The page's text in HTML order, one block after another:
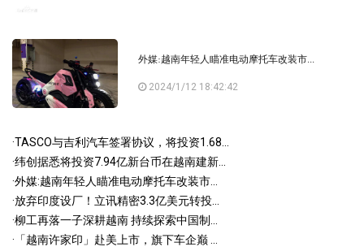
外媒:越南年轻人瞄准电动摩托车改装市...
2024/1/12 18:42:42
·TASCO与吉利汽车签署协议，将投资1.68...
·纬创据悉将投资7.94亿新台币在越南建新...
·外媒:越南年轻人瞄准电动摩托车改装市...
·放弃印度设厂！立讯精密3.3亿美元转投...
·柳工再落一子深耕越南 持续探索中国制...
· 「越南许家印」赴美上市，旗下车企巅 ...